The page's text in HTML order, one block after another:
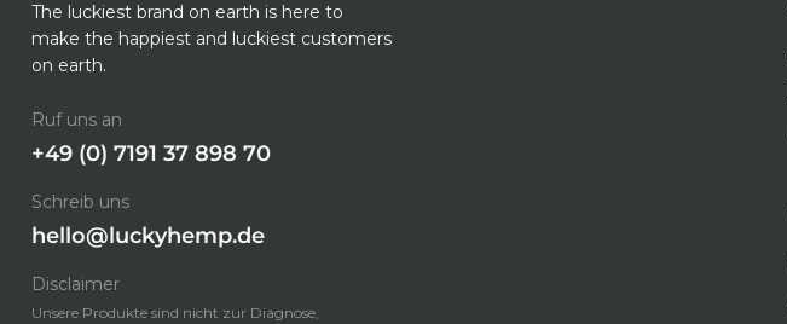
The luckiest brand on earth is here to
make the happiest and luckiest customers
on earth.
Ruf uns an
+49 (0) 7191 37 898 70
Schreib uns
hello@luckyhemp.de
Disclaimer
Unsere Produkte sind nicht zur Diagnose,